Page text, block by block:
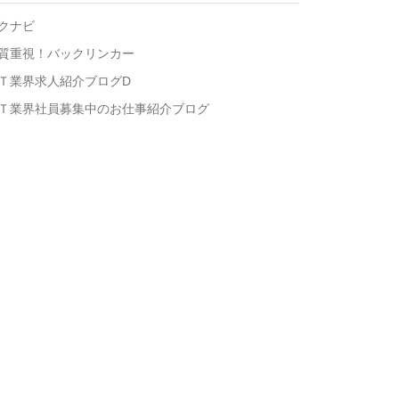
ナビ
重視！バックリンカー
業界求人紹介ブログD
Ｔ業界社員募集中のお仕事紹介ブログ